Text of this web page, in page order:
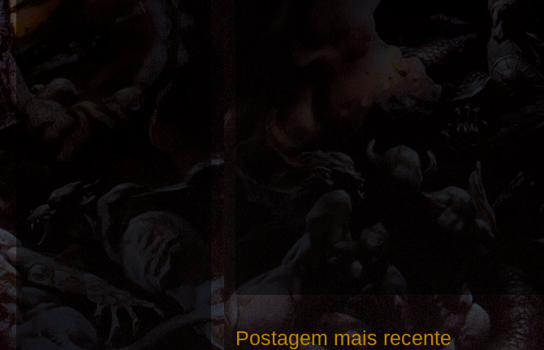
Postagem mais recente